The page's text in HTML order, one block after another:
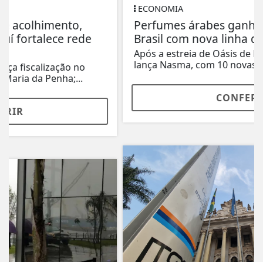
Perfumes árabes ganham espaço no
Brasil com nova linha da MCG
Após a estreia de Oásis de Essências, indústria
lança Nasma, com 10 novas fragrâncias e...
CONFERIR